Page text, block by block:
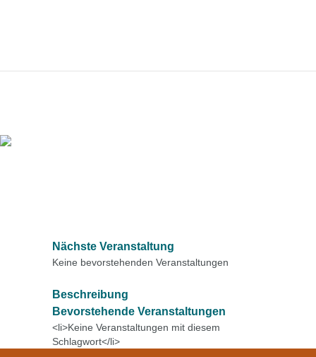
Nächste Veranstaltung
Keine bevorstehenden Veranstaltungen
Beschreibung
Bevorstehende Veranstaltungen
<li>Keine Veranstaltungen mit diesem
Schlagwort</li>